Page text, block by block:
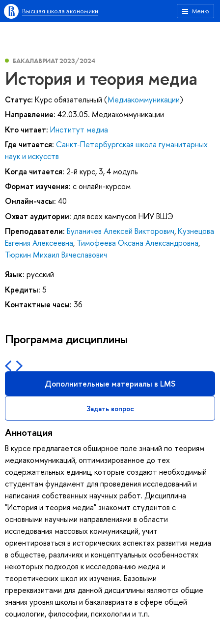
Меню
Высшая школа экономики
БАКАЛАВРИАТ 2023/2024
История и теория медиа
Статус: Курс обязательный (Медиакоммуникации)
Направление: 42.03.05. Медиакоммуникации
Кто читает: Институт медиа
Где читается: Санкт-Петербургская школа гуманитарных
наук и искусств
Когда читается: 2-й курс, 3, 4 модуль
Формат изучения: с онлайн-курсом
Онлайн-часы: 40
Охват аудитории: для всех кампусов НИУ ВШЭ
Преподаватели: Буланичев Алексей Викторович,Кузнецова
Евгения Алексеевна, Тимофеева Оксана Александровна,
Тюркин Михаил Вячеславович
Язык: русский
Кредиты: 5
Контактные часы: 36
Программа дисциплины
Дополнительные материалы в LMS
Задать вопрос
Аннотация
В курсе предлагается обширное поле знаний по теориям
медиакоммуникаций, оптимизированное до тех
содержательных единиц, которые создают необходимый
студентам фундамент для проведения исследований и
написания собственных научных работ. Дисциплина
"История и теория медиа" знакомит студентов с
основными научными направлениями в области
исследования массовых коммуникаций, учит
ориентироваться в исторических аспектах развития медиа
в обществе, различиях и концептуальных особенностях
некоторых подходов к исследованию медиа и
теоретических школ их изучения. Базовыми
пререквизитами для данной дисциплины являются общие
знания уровня школы и бакалавриата в сфере общей
социологии, философии, психологии и т.п.